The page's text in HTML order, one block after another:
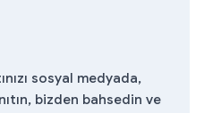
sosyal medyada,
bizden bahsedin ve